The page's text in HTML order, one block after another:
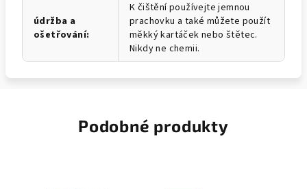
údržba a
ošetřování:
K čištění používejte jemnou
prachovku a také můžete použít
měkký kartáček nebo štětec.
Nikdy ne chemii.
Podobné produkty